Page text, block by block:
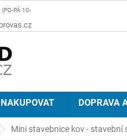
DOPRAVA
Mini stavebnice kov - stavební